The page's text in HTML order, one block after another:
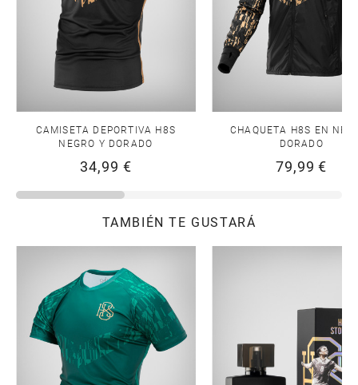
CAMISETA DEPORTIVA H8S
NEGRO Y DORADO
34,99 €
CHAQUETA H8S EN
DORADO
79,99 €
TAMBIÉN TE GUSTARÁ